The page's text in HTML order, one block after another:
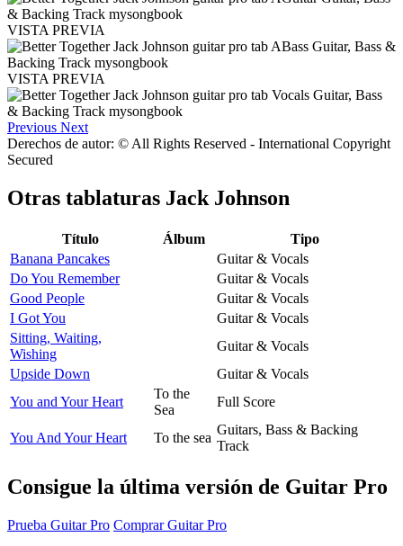
VISTA PREVIA
VISTA PREVIA
Previous Next
Derechos de autor: © All Rights Reserved - International Copyright
Secured
Otras tablaturas Jack Johnson
Título Álbum
Tipo
Banana Pancakes
Guitar & Vocals
Do You Remember
Guitar & Vocals
Good People
Guitar & Vocals
I Got You
Guitar & Vocals
Sitting, Waiting,
Wishing
Guitar & Vocals
Upside Down
Guitar & Vocals
You and Your Heart
To the
Sea
Full Score
You And Your Heart To the sea
Guitars, Bass & Backing
Track
Consigue la última versión de Guitar Pro
Prueba Guitar Pro Comprar Guitar Pro